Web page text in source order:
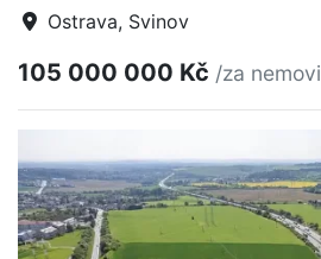
Ostrava, Svinov
105 000 000 Kč /za